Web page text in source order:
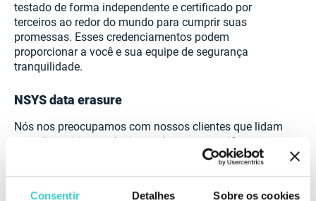
Consentir Detalhes Sobre os cookies
testado de forma independente e certificado por
terceiros ao redor do mundo para cumprir suas
promessas. Esses credenciamentos podem
proporcionar a você e sua equipe de segurança
tranquilidade.
NSYS data erasure
Nós nos preocupamos com nossos clientes que lidam
com dispositivos móveis usados e nos certificamos
de que seus telefones sejam limpos com segurança.